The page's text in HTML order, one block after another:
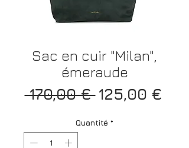
Sac en cuir "Milan",
émeraude
170,00 € Prix
125,00 €Prix
Quantité *